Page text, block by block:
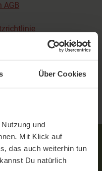
Über Cookies
und
Mit Klick auf
das auch weiterhin tun
Du natürlich
AGB